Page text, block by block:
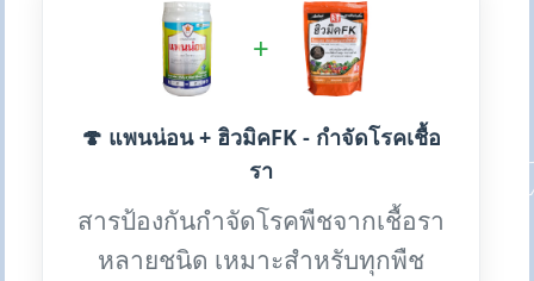
+
🍄 แพนน่อน + ฮิวมิคFK - กำจัดโรคเชื้อ
รา
สารป้องกันกำจัดโรคพืชจากเชื้อรา
หลายชนิด เหมาะสำหรับทุกพืช